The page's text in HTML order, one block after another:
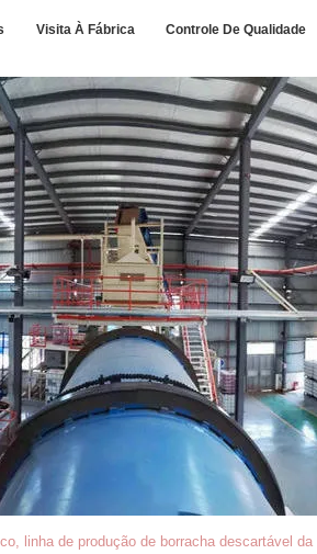
Visita À Fábrica Controle De Qualidade
linha de produção de borracha descartável